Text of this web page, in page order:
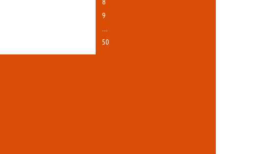
8
9
…
50